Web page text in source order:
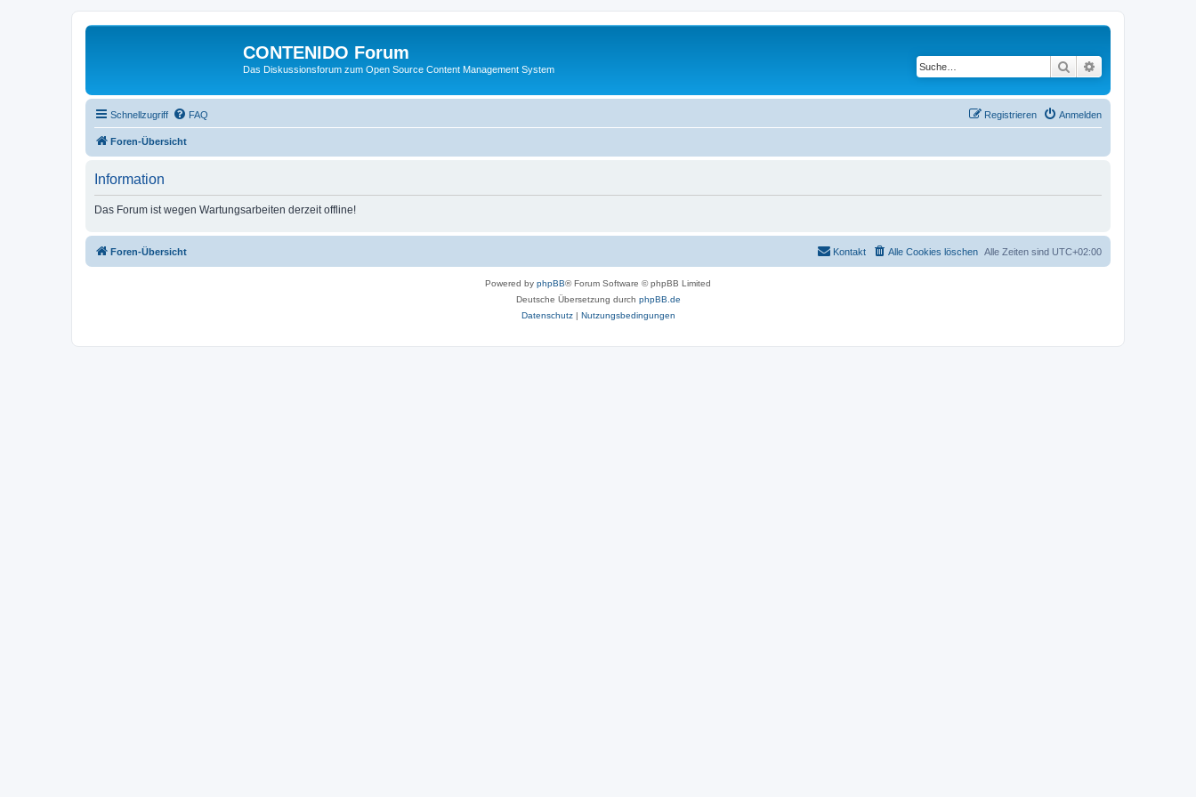
CONTENIDO Forum
Das Diskussionsforum zum Open Source Content Management System Suche
Schnellzugriff FAQ Anmelden
Registrieren
Foren-Übersicht
Information
Das Forum ist wegen Wartungsarbeiten derzeit offline!
Foren-Übersicht Alle Zeiten sind UTC+02:00
Alle Cookies löschen
Kontakt
Powered by phpBB® Forum Software © phpBB Limited
Deutsche Übersetzung durch phpBB.de
Datenschutz| Nutzungsbedingungen